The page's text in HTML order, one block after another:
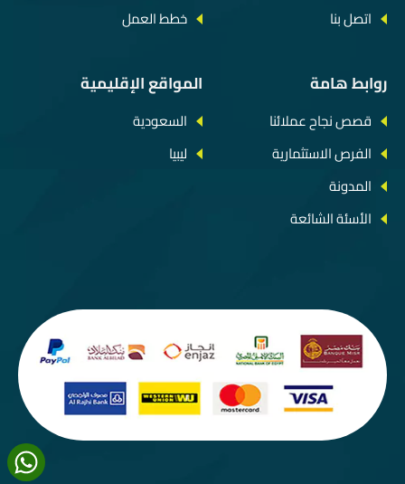
اتصل بنا
خطط العمل
روابط هامة
قصص نجاح عملائنا
الفرص الاستثمارية
المدونة
الأسئة الشائعة
المواقع الإقليمية
السعودية
ليبيا